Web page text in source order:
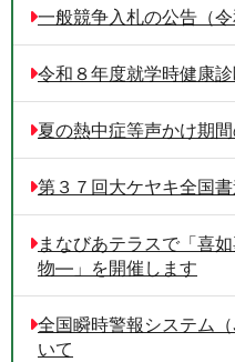
一般競争入札の公告（令
令和８年度就学時健康
夏の熱中症等声かけ期
第３７回大ケヤキ全国
まなびあテラスで「喜
物―」を開催します
全国瞬時警報システム
いて